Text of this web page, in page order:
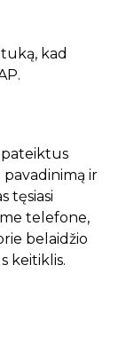
kad
pateiktus
ir
tęsiasi
telefone,
belaidžio
keitiklis.